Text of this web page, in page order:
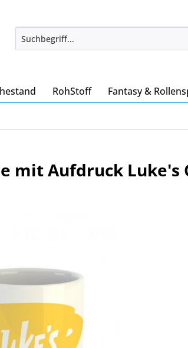
RohStoff Fantasy &
mit Aufdruck Luke's